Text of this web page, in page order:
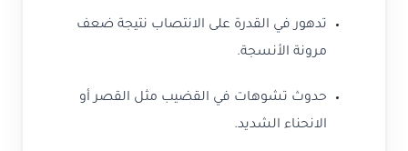
تدهور في القدرة على الانتصاب نتيجة ضعف
مرونة الأنسجة.
حدوث تشوهات في القضيب مثل القصر أو
الانحناء الشديد.